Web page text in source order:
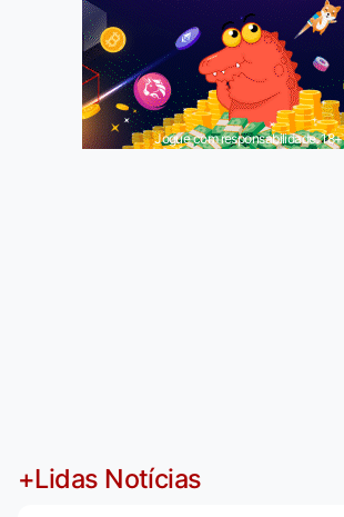
Jogue com responsabilidade. 18+
+Lidas Notícias